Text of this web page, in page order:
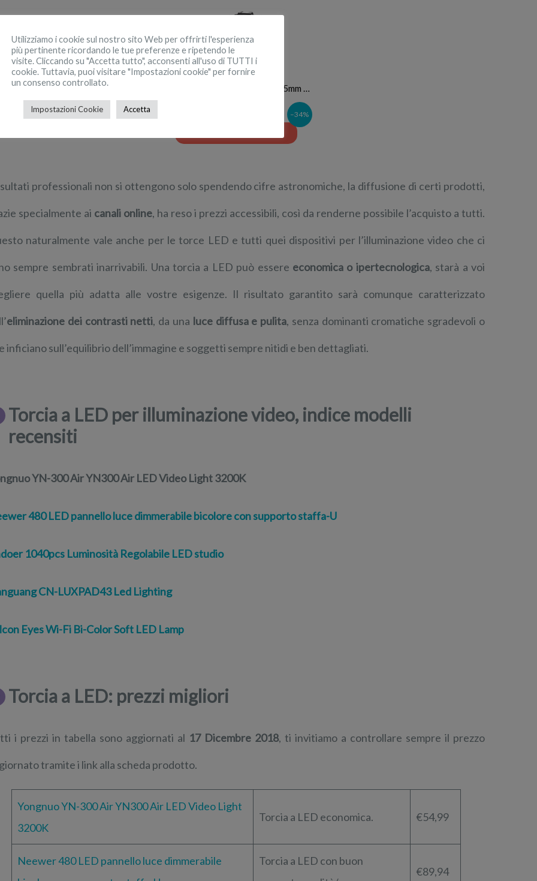
Canon EOS 250D + EF-S 18-55mm …
–34%
professionali non si ottengono solo spendendo cifre astronomiche, la diffusione di certi prodotti,
specialmente ai canali online, ha reso i prezzi accessibili, così da renderne possibile l’acquisto a tutti.
naturalmente vale anche per le torce LED e tutti quei dispositivi per l’illuminazione video che ci
sempre sembrati inarrivabili. Una torcia a LED può essere economica o ipertecnologica, starà a voi
quella più adatta alle vostre esigenze. Il risultato garantito sarà comunque caratterizzato
eliminazione dei contrasti netti, da una luce diffusa e pulita, senza dominanti cromatiche sgradevoli o
inficiano sull’equilibrio dell’immagine e soggetti sempre nitidi e ben dettagliati.
Torcia a LED per illuminazione video, indice modelli
recensiti
YN-300 Air YN300 Air LED Video Light 3200K
480 LED pannello luce dimmerabile bicolore con supporto staffa-U
1040pcs Luminosità Regolabile LED studio
CN-LUXPAD43 Led Lighting
Eyes Wi-Fi Bi-Color Soft LED Lamp
Torcia a LED: prezzi migliori
i prezzi in tabella sono aggiornati al 17 Dicembre 2018, ti invitiamo a controllare sempre il prezzo
tramite i link alla scheda prodotto.
Yongnuo YN-300 Air YN300 Air LED Video Light
3200K
Torcia a LED economica. €54,99
Neewer 480 LED pannello luce dimmerabile
Torcia a LED con buon
€89,94
Utilizziamo i cookie sul nostro sito Web per offrirti l'esperienza
più pertinente ricordando le tue preferenze e ripetendo le
visite. Cliccando su "Accetta tutto", acconsenti all'uso di TUTTI i
cookie. Tuttavia, puoi visitare "Impostazioni cookie" per fornire
un consenso controllato.
Impostazioni Cookie Accetta